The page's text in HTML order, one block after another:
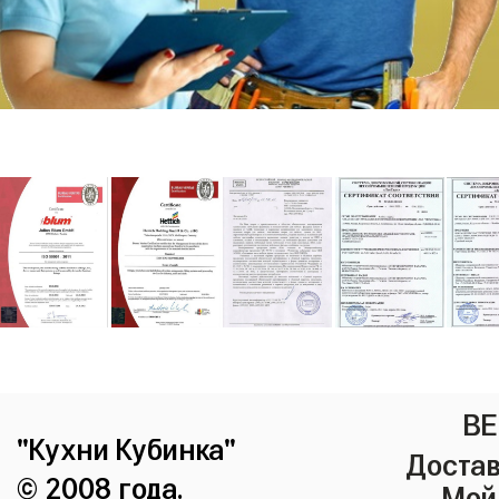
"Кухни Кубинка"
© 2008 года.